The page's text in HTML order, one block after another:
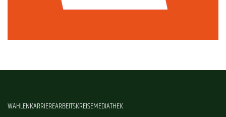
WAHLENKARRIEREARBEITSKREISEMEDIATHEK